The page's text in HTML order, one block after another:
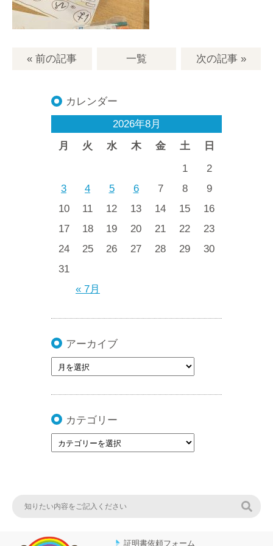
« 前の記事 一覧 次の記事»
カレンダー
2026年8月
月
火 水 木 金 土 日
« 7月
1
2
3
4 5 6 7 8
9
10
11 12 13 14 15
16
17
18 19 20 21 22
23
24
25 26 27 28 29
30
31
アーカイブ
カテゴリー
証明書依頼フォーム